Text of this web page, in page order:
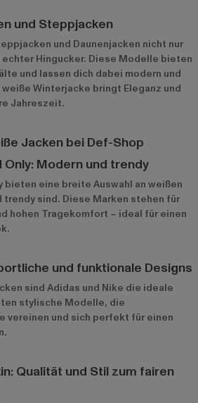
und Steppjacken
und Daunenjacken nicht nur
echter Hingucker. Diese Modelle bieten
und lassen dich dabei modern und
Winterjacke bringt Eleganz und
Jahreszeit.
Jacken bei Def-Shop
Only: Modern und trendy
bieten eine breite Auswahl an weißen
trendy sind. Diese Marken stehen für
hohen Tragekomfort – ideal für einen
und funktionale Designs
sind Adidas und Nike die ideale
stylische Modelle, die
vereinen und sich perfekt für einen
Qualität und Stil zum fairen